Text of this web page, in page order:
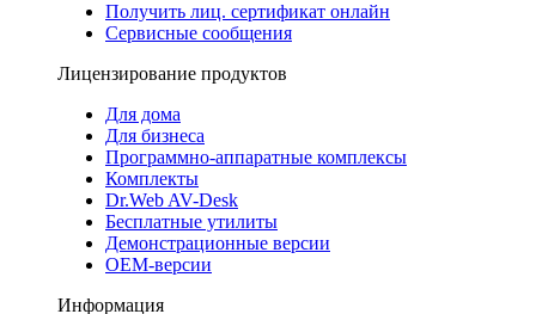
Получить лиц. сертификат онлайн
Сервисные сообщения
Лицензирование продуктов
Для дома
Для бизнеса
Программно-аппаратные комплексы
Комплекты
Dr.Web AV-Desk
Бесплатные утилиты
Демонстрационные версии
ОЕМ-версии
Информация